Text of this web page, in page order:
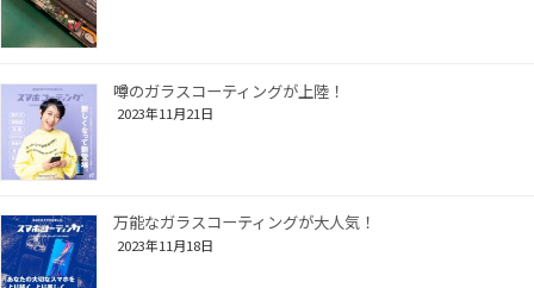
噂のガラスコーティングが上陸！
2023年11月21日
万能なガラスコーティングが大人気！
2023年11月18日